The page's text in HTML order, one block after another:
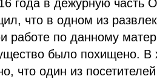
года в дежурную часть
что в одном из
работе по данному
было похищено. В
что один из